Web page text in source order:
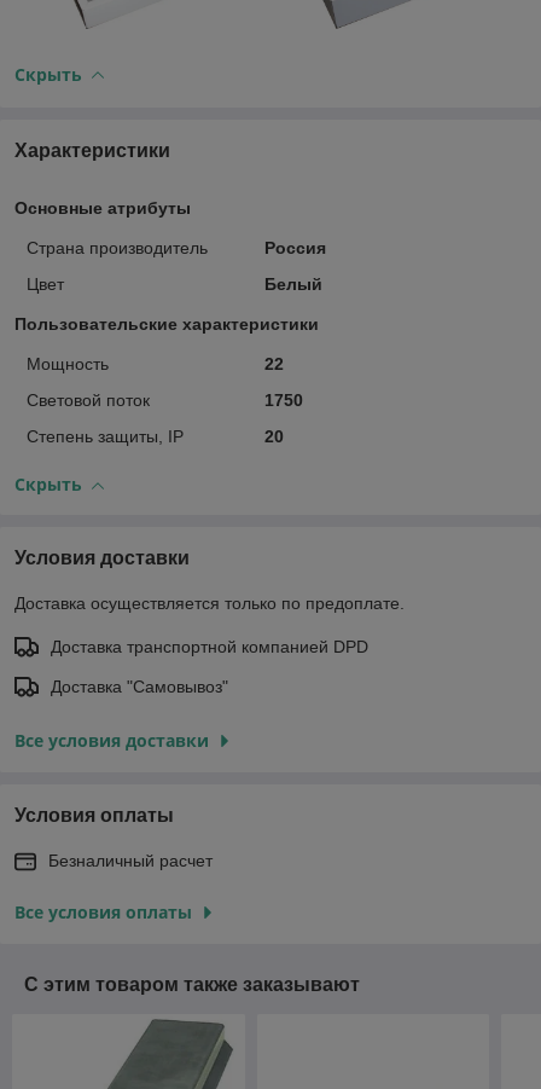
Скрыть
Характеристики
Основные атрибуты
Страна производитель
Россия
Цвет
Белый
Пользовательские характеристики
Мощность
22
Световой поток
1750
Степень защиты, IP
20
Скрыть
Условия доставки
Доставка осуществляется только по предоплате.
Доставка транспортной компанией DPD
Доставка "Самовывоз"
Все условия доставки
Условия оплаты
Безналичный расчет
Все условия оплаты
С этим товаром также заказывают